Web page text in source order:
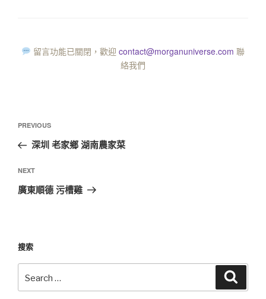
留言功能已關閉，歡迎 contact@morganuniverse.com 聯
絡我們
PREVIOUS
深圳 老家鄉 湖南農家菜
NEXT
廣東順德 污槽雞
搜索